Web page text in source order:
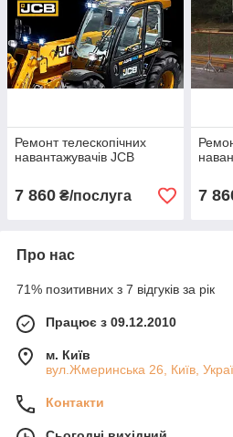
Ремонт телескопічних
навантажувачів JCB
7 860 ₴/послуга 7
Про нас
71% позитивних з 7 відгуків за рік
Працює з 09.12.2010
м. Київ
вул.Жмеринська 26, Київ,
Контакти